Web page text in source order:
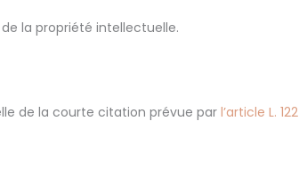
la propriété intellectuelle.
de la courte citation prévue par l’article L.